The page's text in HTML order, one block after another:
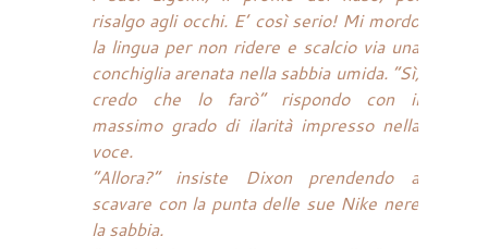
risalgo agli occhi. E’ così serio! Mi mordo
la lingua per non ridere e scalcio via una
conchiglia arenata nella sabbia umida. “Sì,
credo che lo farò” rispondo con il
massimo grado di ilarità impresso nella
voce.
“Allora?” insiste Dixon prendendo a
scavare con la punta delle sue Nike nere
la sabbia.